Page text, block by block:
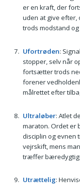
er en kraft, der
uden at give efter,
trods modstand
Ufortrøden:
stopper, selv når
fortsætter trods
forener
målrettet efter
Ultraløber: Atlet
maraton. Ordet er
disciplin og evnen
vejrskift, mens
træffer
Utrættelig: